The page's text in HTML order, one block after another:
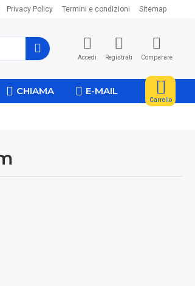
Privacy Policy Termini e condizioni Sitemap
Accedi Registrati Comparare
CHIAMA E-MAIL
Carrello